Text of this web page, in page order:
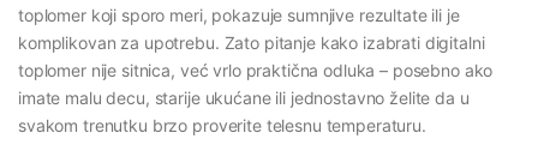
toplomer koji sporo meri, pokazuje sumnjive rezultate ili je
komplikovan za upotrebu. Zato pitanje kako izabrati digitalni
toplomer nije sitnica, već vrlo praktična odluka – posebno ako
imate malu decu, starije ukućane ili jednostavno želite da u
svakom trenutku brzo proverite telesnu temperaturu.